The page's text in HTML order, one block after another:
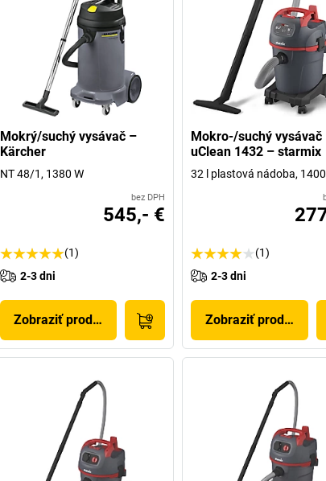
Mokrý/suchý vysávač –
Kärcher
NT 48/1, 1380 W
bez DPH
545,- €
(1)
2-3 dni
Zobraziť produkt
Mokro-/suchý vysávač
uClean 1432 – starmix
32 l plastová nádoba,
(1)
2-3 dni
Zobraziť produkt